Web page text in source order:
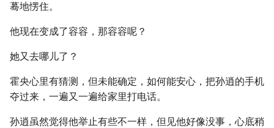
蓦地愣住。
他现在变成了容容，那容容呢？
她又去哪儿了？
霍央心里有猜测，但未能确定，如何能安心，把孙逍的手机
夺过来，一遍又一遍给家里打电话。
孙逍虽然觉得他举止有些不一样，但见他好像没事，心底稍